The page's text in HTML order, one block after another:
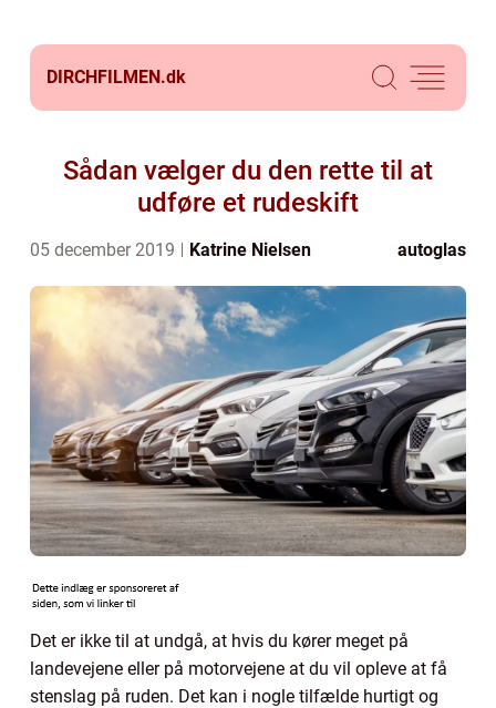
DIRCHFILMEN.dk
Sådan vælger du den rette til at
udføre et rudeskift
05 december 2019 Katrine Nielsen autoglas
Det er ikke til at undgå, at hvis du kører meget på
landevejene eller på motorvejene at du vil opleve at få
stenslag på ruden. Det kan i nogle tilfælde hurtigt og